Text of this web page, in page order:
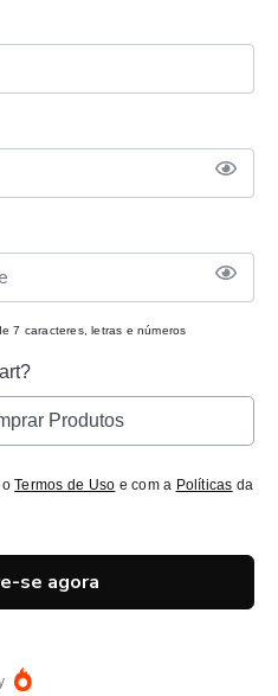
7 caracteres, letras e números
Produtos
oTermos de Uso e com a Políticas da
se agora